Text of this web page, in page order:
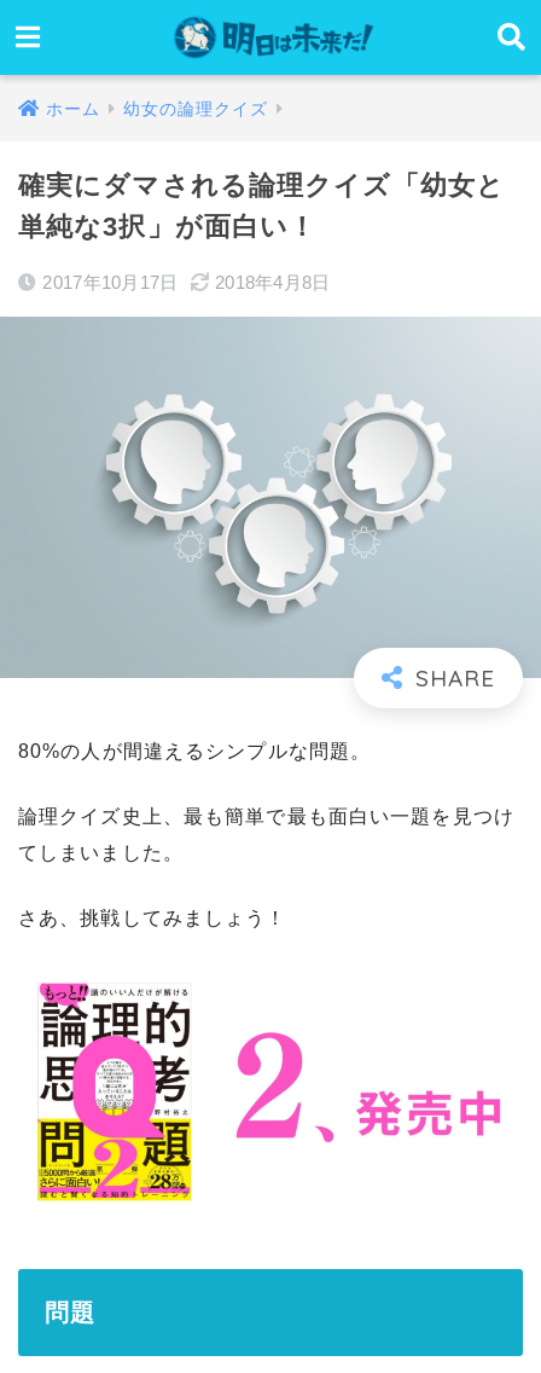
ホーム 幼女の論理クイズ
確実にダマされる論理クイズ「幼女と
単純な3択」が面白い！
2017年10月17日 2018年4月8日
80%の人が間違えるシンプルな問題。
論理クイズ史上、最も簡単で最も面白い一題を見つけ
てしまいました。
さあ、挑戦してみましょう！
問題